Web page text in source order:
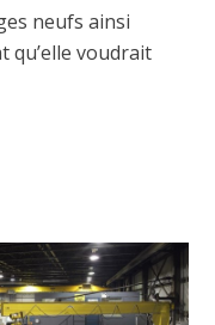
neufs ainsi
qu’elle voudrait